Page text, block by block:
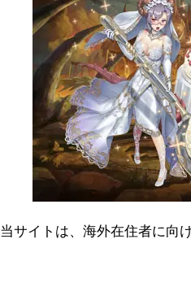
当サイトは、海外在住者に向